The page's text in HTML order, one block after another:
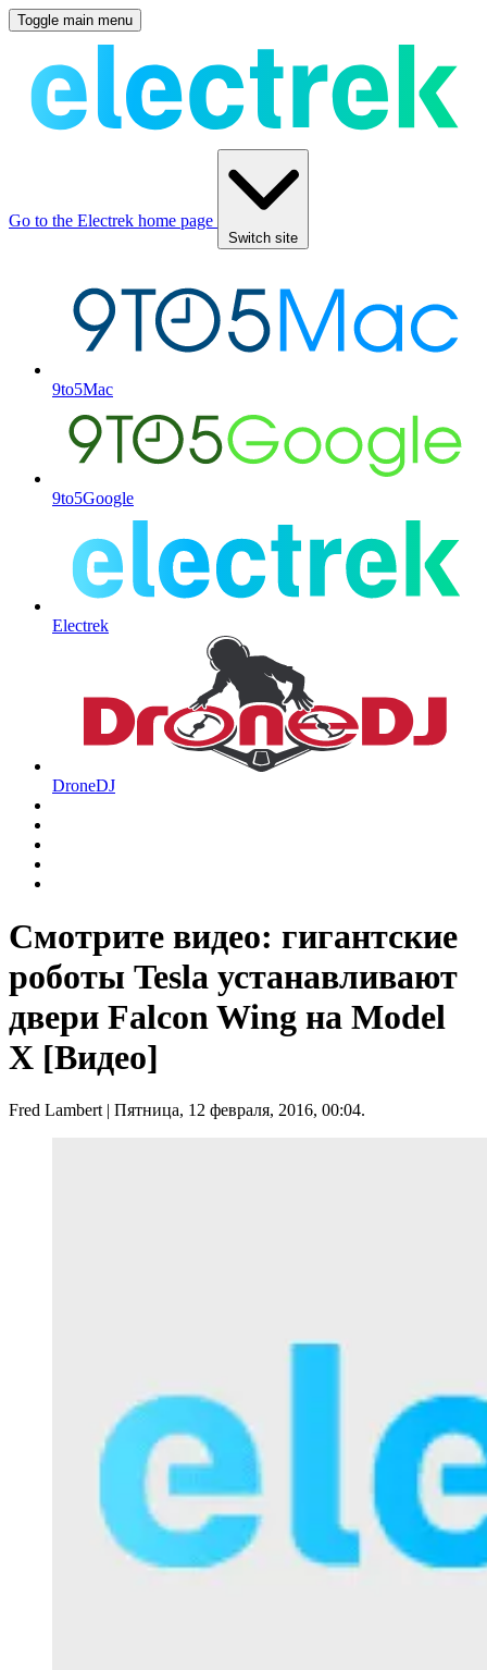
Toggle main menu
Go to the Electrek home page
Switch site
9to5Mac
9to5Google
Electrek
DroneDJ
Смотрите видео: гигантские
роботы Tesla устанавливают
двери Falcon Wing на Model
X [Видео]
Fred Lambert| Пятница, 12 февраля, 2016, 00:04.